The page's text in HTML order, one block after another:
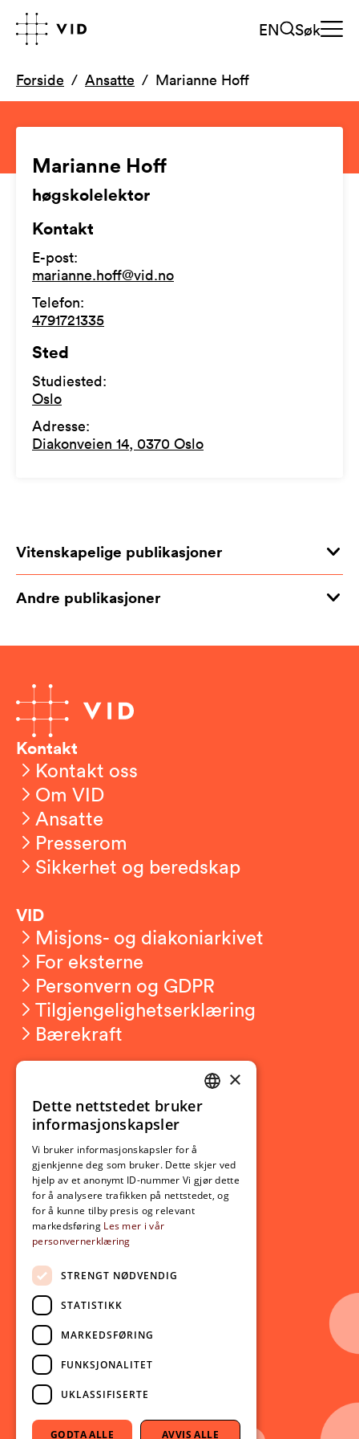
EN Søk
Forside Ansatte Marianne Hoff
Marianne Hoff
høgskolelektor
Kontakt
E-post:
marianne.hoff@vid.no
Telefon:
4791721335
Sted
Studiested:
Oslo
Adresse:
Diakonveien 14, 0370 Oslo
Vitenskapelige publikasjoner
Andre publikasjoner
Kontakt
Kontakt oss
Om VID
Ansatte
Presserom
Sikkerhet og beredskap
VID
Misjons- og diakoniarkivet
For eksterne
Personvern og GDPR
Tilgjengelighetserklæring
Bærekraft
Ny student
Utveksling
Opptak
Lov- og regelverk
Aktuelt
Nyheter
Arrangementer
Nyhetsbrev
Ledige stillinger
Følg oss på sosiale medier:
Facebook
Instagram
Youtube
NORWEGIAN
×
Dette nettstedet bruker
informasjonskapsler
Vi bruker informasjonskapsler for å
gjenkjenne deg som bruker. Dette skjer ved
hjelp av et anonymt ID-nummer Vi gjør dette
for å analysere trafikken på nettstedet, og
for å kunne tilby presis og relevant
markedsføring Les mer i vår
personvernerklæring
STRENGT NØDVENDIG
STATISTIKK
MARKEDSFØRING
FUNKSJONALITET
UKLASSIFISERTE
GODTA ALLE AVVIS ALLE